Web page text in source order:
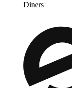
Diners